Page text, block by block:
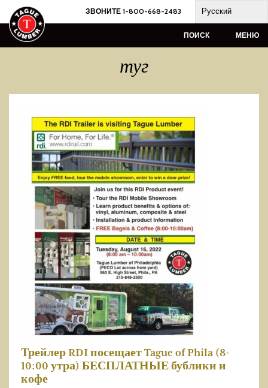
Skip
to
content
ЗВОНИТЕ 1-800-668-2483 Русский
ПОИСК МЕНЮ
туг
Трейлер RDI посещает Tague of Phila (8-
10:00 утра) БЕСПЛАТНЫЕ бублики и
кофе